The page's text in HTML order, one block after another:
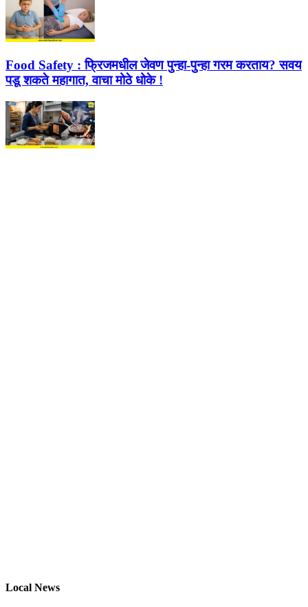
Food Safety : फ्रिजमधील जेवण पुन्हा-पुन्हा गरम करताय? सवय
पडू शकते महागात, वाचा मोठे धोके !
Local News